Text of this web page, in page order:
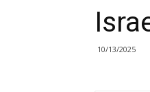
10/13/2025